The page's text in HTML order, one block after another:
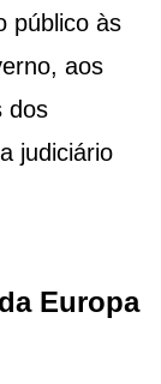
público às
aos
dos
judiciário
Europa